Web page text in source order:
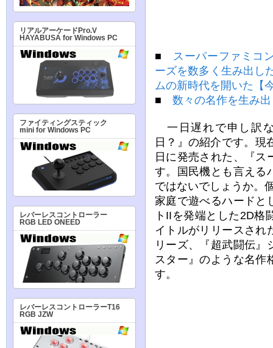
■
スーパーファミコ
ーズを数多く生み出し
ムの新時代を開いた【
■ 数々の名作を生み
一日遅れで申し訳
日？』の紹介です。現
日に発売された、『ス
す。国民機とも言える
ではないでしょうか。
家庭で遊べるハードと
トIIを発端とした2D格
イトルがリリースされ
リーズ、『超武闘伝』
スター』のような名作
す。
リアルアーケードPro.V
HAYABUSA for Windows PC
ファイティングスティック
mini for Windows PC
レバーレスコントローラー
RGB LED ONEED
レバーレスコントローラーT16
RGB JZW